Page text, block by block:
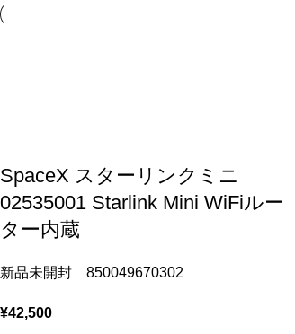
SpaceX スターリンクミニ
02535001 Starlink Mini WiFiルー
ター内蔵
新品未開封 850049670302
¥42,500